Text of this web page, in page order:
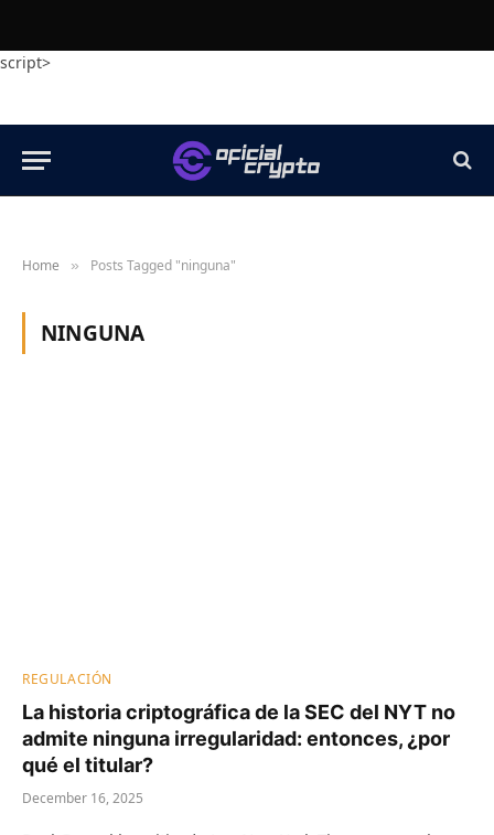
script>
Home » Posts Tagged "ninguna"
NINGUNA
REGULACIÓN
La historia criptográfica de la SEC del NYT no
admite ninguna irregularidad: entonces, ¿por
qué el titular?
December 16, 2025